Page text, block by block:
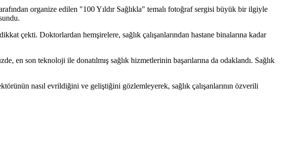
organize edilen "100 Yıldır Sağlıkla" temalı fotoğraf sergisi büyük bir ilgiyle
çekti. Doktorlardan hemşirelere, sağlık çalışanlarından hastane binalarına kadar
en son teknoloji ile donatılmış sağlık hizmetlerinin başarılarına da odaklandı. Sağlık
nasıl evrildiğini ve geliştiğini gözlemleyerek, sağlık çalışanlarının özverili